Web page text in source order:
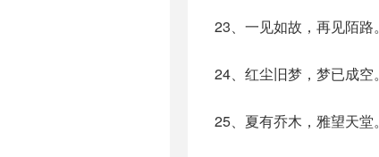
23、一见如故，再见陌路。
24、红尘旧梦，梦已成空。
25、夏有乔木，雅望天堂。